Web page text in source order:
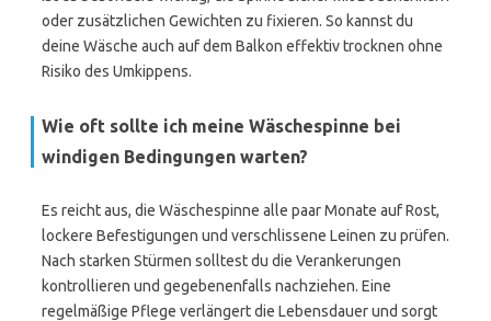
oder zusätzlichen Gewichten zu fixieren. So kannst du
deine Wäsche auch auf dem Balkon effektiv trocknen ohne
Risiko des Umkippens.
Wie oft sollte ich meine Wäschespinne bei
windigen Bedingungen warten?
Es reicht aus, die Wäschespinne alle paar Monate auf Rost,
lockere Befestigungen und verschlissene Leinen zu prüfen.
Nach starken Stürmen solltest du die Verankerungen
kontrollieren und gegebenenfalls nachziehen. Eine
regelmäßige Pflege verlängert die Lebensdauer und sorgt